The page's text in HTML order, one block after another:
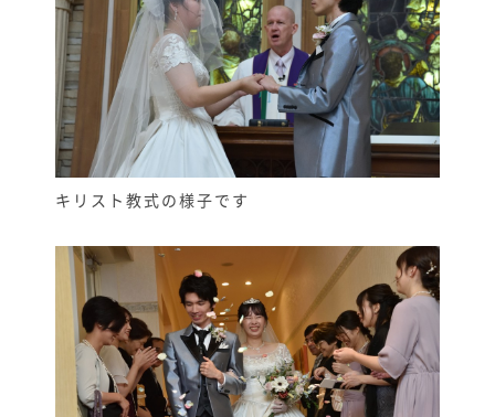
キリスト教式の様子です